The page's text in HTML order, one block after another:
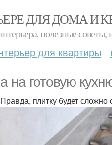
ДЛЯ ДОМА И
полезные советы,
для квартиры
на готовую
плитку будет